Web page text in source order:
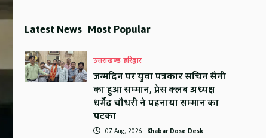
Latest News Most Popular
उत्तराखण्ड हरिद्वार
जन्मदिन पर युवा पत्रकार सचिन सैनी
का हुआ सम्मान, प्रेस क्लब अध्यक्ष
धर्मेंद्र चौधरी ने पहनाया सम्मान का
पटका
07 Aug, 2026 Khabar Dose Desk